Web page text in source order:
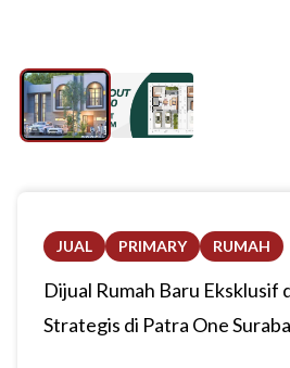
JUAL PRIMARY RUMAH
Dijual Rumah Baru Eksklusif
Strategis di Patra One